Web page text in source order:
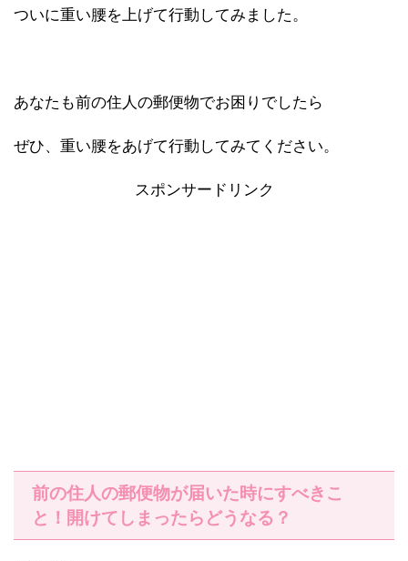
ついに重い腰を上げて行動してみました。
あなたも前の住人の郵便物でお困りでしたら
ぜひ、重い腰をあげて行動してみてください。
スポンサードリンク
前の住人の郵便物が届いた時にすべきこ
と！開けてしまったらどうなる？